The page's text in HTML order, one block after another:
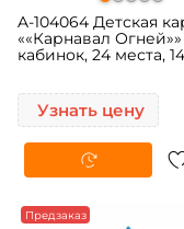
A-104064 Детская
««Карнавал
кабинок, 24 места,
Узнать цену
Предзаказ